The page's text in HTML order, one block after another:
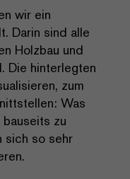
wir ein
Darin sind alle
Holzbau und
Die hinterlegten
zum
Was
zu
sich so sehr